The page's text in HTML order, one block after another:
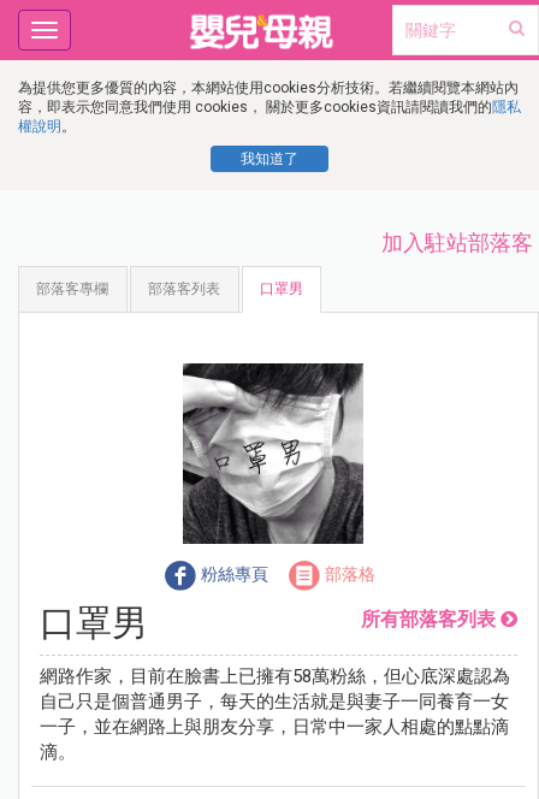
為提供您更多優質的內容，本網站使用cookies分析技術。若繼續閱覽本網站內
容，即表示您同意我們使用 cookies， 關於更多cookies資訊請閱讀我們的隱私
權說明 。
我知道了
Toggle
navigation
加入駐站部落客
部落客專欄 部落客列表 口罩男
粉絲專頁 部落格
口罩男 所有部落客列表
網路作家，目前在臉書上已擁有58萬粉絲，但心底深處認為
自己只是個普通男子，每天的生活就是與妻子一同養育一女
一子，並在網路上與朋友分享，日常中一家人相處的點點滴
滴。